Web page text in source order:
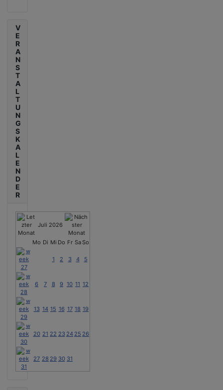
V
E
R
A
N
S
T
A
L
T
U
N
G
S
K
A
L
E
N
D
E
R
Juli 2026
Mo Di Mi Do Fr Sa So
1 2 3 4 5
6 7 8 9 10 11 12
13 14 15 16 17 18 19
20 21 22 23 24 25 26
27 28 29 30 31